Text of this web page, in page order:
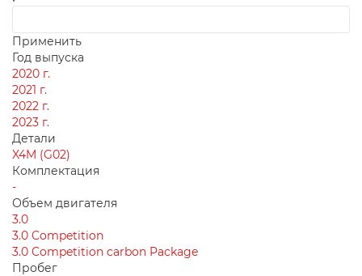
Применить
Год выпуска
2020 г.
2021 г.
2022 г.
2023 г.
Детали
X4M (G02)
Комплектация
-
Объем двигателя
3.0
3.0 Competition
3.0 Competition carbon Package
Пробег